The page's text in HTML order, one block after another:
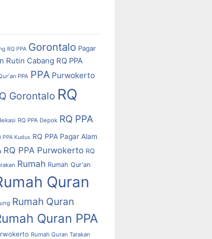
RQ PPA Gorontalo Pagar
Rutin Cabang RQ PPA
PPA PPA Purwokerto
Gorontalo RQ
RQ PPA Depok RQ PPA
PPA Kudus RQ PPA Pagar Alam
RQ PPA Purwokerto RQ
Rumah Rumah Qur'an
Quran
Rumah Quran
Quran PPA
Rumah Quran Tarakan